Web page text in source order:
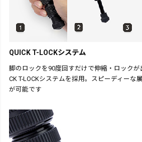
QUICK T-LOCKシステム
脚のロックを90度回すだけで伸縮・ロックが
CK T-LOCKシステムを採用。スピーディーな
が可能です